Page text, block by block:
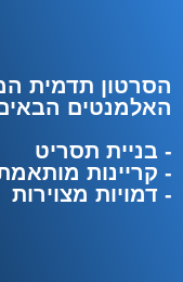
הסרטון תדמית
האלמנטים
- בניית תסריט
- קריינות
- דמויות מצוירות